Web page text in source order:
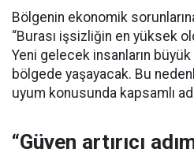
Bölgenin ekonomik
“Burası işsizliğin en yüksek
Yeni gelecek insanların
bölgede yaşayacak. Bu
uyum konusunda kapsamlı
“Güven artırıcı